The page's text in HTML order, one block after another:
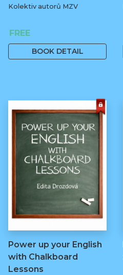
Kolektiv autorů MZV
FREE
BOOK DETAIL
Power up your English
with Chalkboard
Lessons